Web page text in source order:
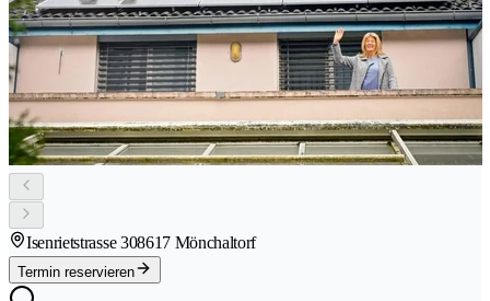
Isenrietstrasse 308617 Mönchaltorf
Termin reservieren